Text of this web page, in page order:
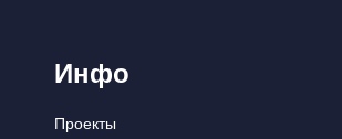
Инфо
Проекты